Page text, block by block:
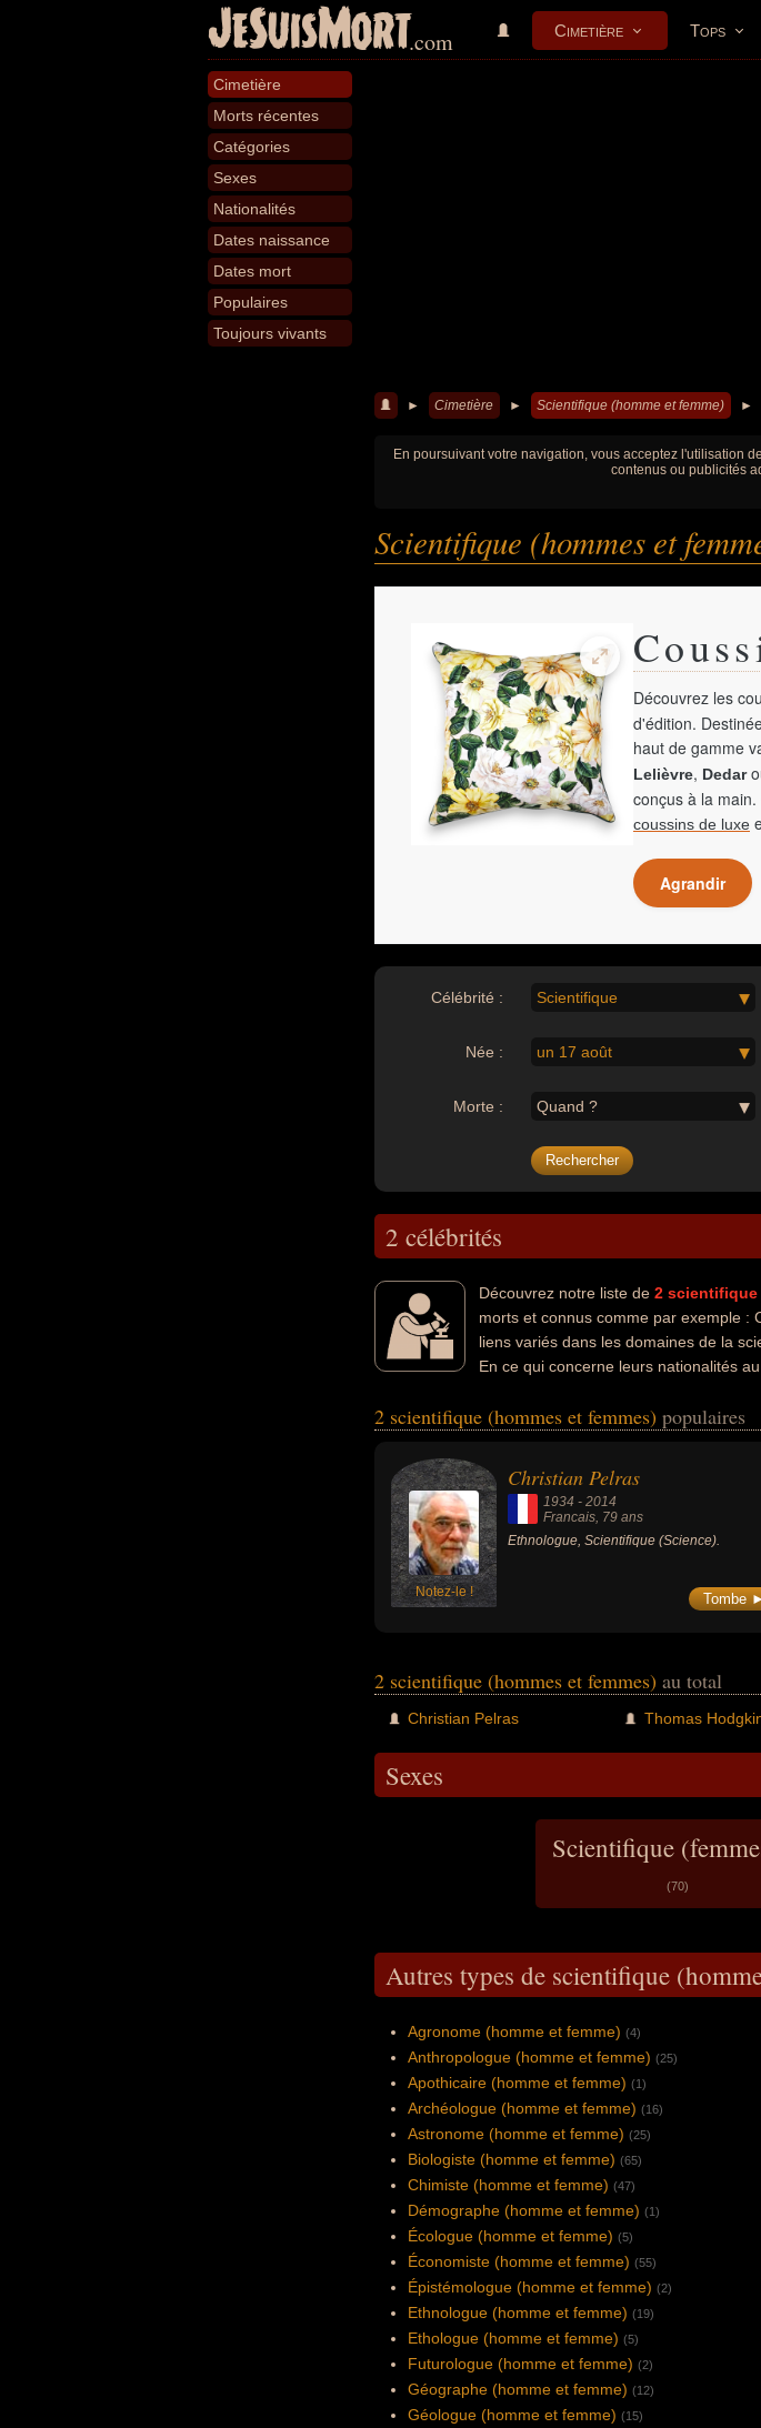
JeSuisMort.com Cimetière Tops
Cimetière
Morts récentes
Catégories
Sexes
Nationalités
Dates naissance
Dates mort
Populaires
Toujours vivants
► Cimetière ► Scientifique (homme et femme) ►
En poursuivant votre navigation, vous acceptez l'utilisation
contenus ou publicités
Scientifique (hommes et
Découvrez les
d'édition.
haut de gamme
Lelièvre, Dedar
conçus à la
coussins de luxe
Agrandir
Célébrité : Scientifique
Née : un 17 août
Morte : Quand ?
2 célébrités
Découvrez notre liste de 2 scientifique
morts et connus comme par exemple :
liens variés dans les domaines de la
En ce qui concerne leurs nationalités
2 scientifique (hommes et femmes) populaires
Notez-le !
Christian Pelras
1934 - 2014
Francais, 79 ans
Ethnologue, Scientifique (Science).
Tombe
2 scientifique (hommes et femmes) au total
Christian Pelras Thomas
Sexes
Scientifique
(70)
Autres types de scientifique
Agronome (homme et femme) (4)
Anthropologue (homme et femme) (25)
Apothicaire (homme et femme) (1)
Archéologue (homme et femme) (16)
Astronome (homme et femme) (25)
Biologiste (homme et femme) (65)
Chimiste (homme et femme) (47)
Démographe (homme et femme) (1)
Écologue (homme et femme) (5)
Économiste (homme et femme) (55)
Épistémologue (homme et femme) (2)
Ethnologue (homme et femme) (19)
Ethologue (homme et femme) (5)
Futurologue (homme et femme) (2)
Géographe (homme et femme) (12)
Géologue (homme et femme) (15)